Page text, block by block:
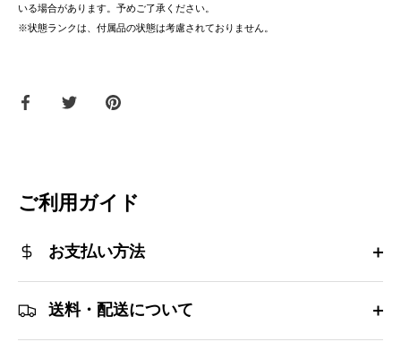
いる場合があります。予めご了承ください。
※状態ランクは、付属品の状態は考慮されておりません。
Facebook
る
Twitter
る
ピ
ご利用ガイド
お支払い方法
送料・配送について